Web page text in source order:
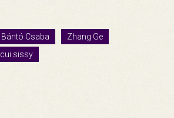
Bántó Csaba
Zhang Ge
cui sissy